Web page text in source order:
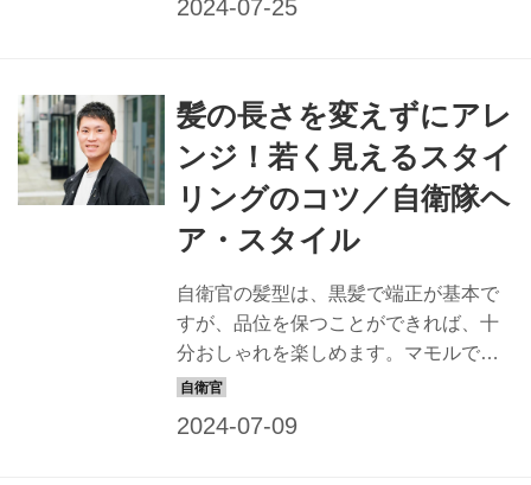
【教えてくれたヘアスタイリスト】
keiko ヘアスタイリスト歴23年。東京・
表参道にある「NORA HAIR SALON」
にてサロンワークをこなすほか、アー
ティストなどのヘアメークも担当。
「髪質や顔形から似合う髪型を提案し
ます。自衛隊の皆さん、お待ちしてい
ます！」 BEFORE： 今月のモデル隊員
【生田真依2等陸尉】 ...
髪の長さを変えずにアレ
ンジ！若く見えるスタイ
リングのコツ／自衛隊ヘ
ア・スタイル
自衛官の髪型は、黒髪で端正が基本で
すが、品位を保つことができれば、十
分おしゃれを楽しめます。マモルで
は、すてきな隊員の姿は最高の広報に